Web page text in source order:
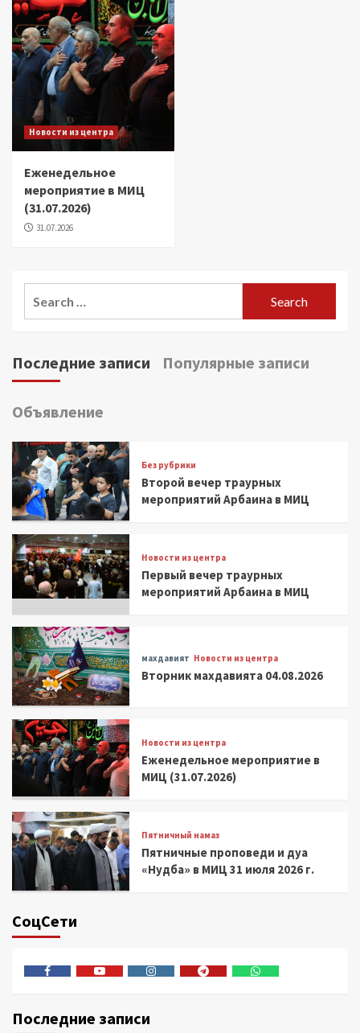
Новости из центра
Еженедельное
мероприятие в МИЦ
(31.07.2026)
31.07.2026
Последние записи Популярные записи
Объявление
Без рубрики
Второй вечер траурных
мероприятий Арбаина в МИЦ
Новости из центра
Первый вечер траурных
мероприятий Арбаина в МИЦ
махдавият Новости из центра
Вторник махдавията 04.08.2026
Новости из центра
Еженедельное мероприятие в
МИЦ (31.07.2026)
Пятничный намаз
Пятничные проповеди и дуа
«Нудба» в МИЦ 31 июля 2026 г.
СоцСети
Последние записи